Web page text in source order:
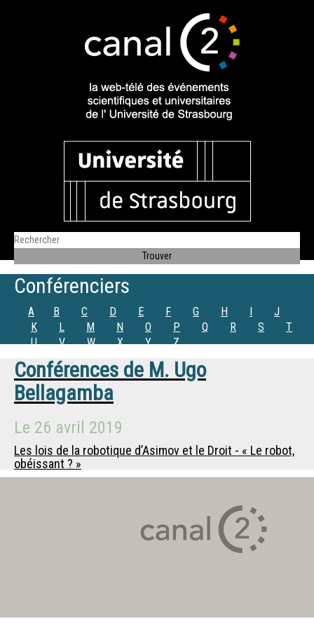
Conférenciers
A B C D E F G H I
J
K
L M N O P Q R S
T
U
V W X Y Z
Conférences de M. Ugo
Bellagamba
Le 26 avril 2019
Les lois de la robotique d’Asimov et le Droit - « Le robot,
obéissant ? »